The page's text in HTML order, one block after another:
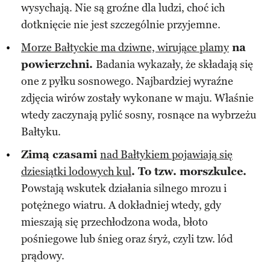
wysychają. Nie są groźne dla ludzi, choć ich
dotknięcie nie jest szczególnie przyjemne.
Morze Bałtyckie ma dziwne, wirujące plamy na
powierzchni. Badania wykazały, że składają się
one z pyłku sosnowego. Najbardziej wyraźne
zdjęcia wirów zostały wykonane w maju. Właśnie
wtedy zaczynają pylić sosny, rosnące na wybrzeżu
Bałtyku.
Zimą czasami nad Bałtykiem pojawiają się
dziesiątki lodowych kul. To tzw. morszkulce.
Powstają wskutek działania silnego mrozu i
potężnego wiatru. A dokładniej wtedy, gdy
mieszają się przechłodzona woda, błoto
pośniegowe lub śnieg oraz śryż, czyli tzw. lód
prądowy.